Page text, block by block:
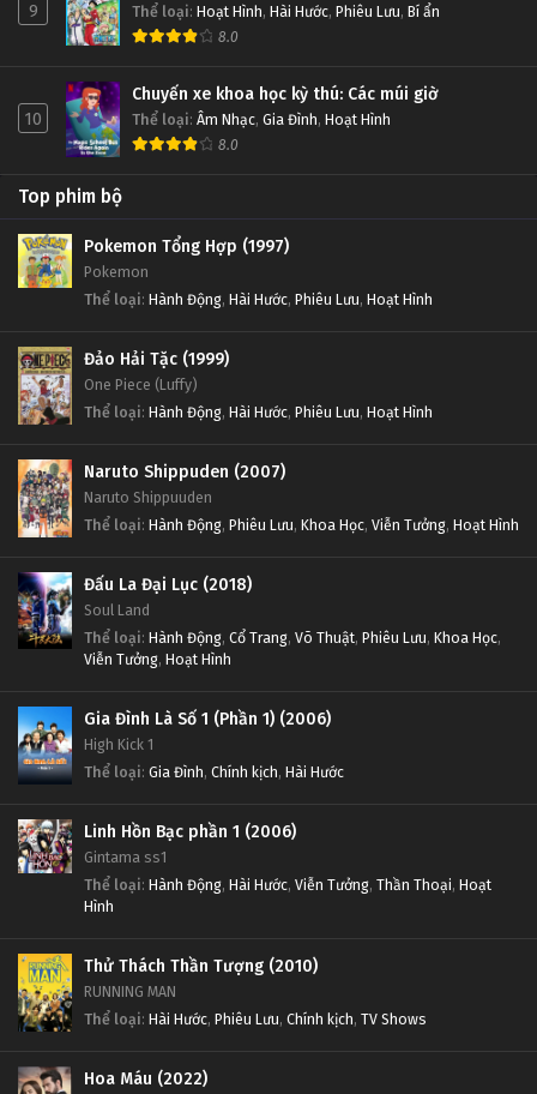
9 Thể loại: Hoạt Hình, Hài Hước, Phiêu Lưu, Bí ẩn
8.0
10
Chuyến xe khoa học kỳ thú: Các múi giờ
Thể loại: Âm Nhạc, Gia Đình, Hoạt Hình
8.0
Top phim bộ
Pokemon Tổng Hợp (1997)
Pokemon
Thể loại: Hành Động, Hài Hước, Phiêu Lưu, Hoạt Hình
Đảo Hải Tặc (1999)
One Piece (Luffy)
Thể loại: Hành Động, Hài Hước, Phiêu Lưu, Hoạt Hình
Naruto Shippuden (2007)
Naruto Shippuuden
Thể loại: Hành Động, Phiêu Lưu, Khoa Học, Viễn Tưởng, Hoạt Hình
Đấu La Đại Lục (2018)
Soul Land
Thể loại: Hành Động, Cổ Trang, Võ Thuật, Phiêu Lưu, Khoa Học,
Viễn Tưởng, Hoạt Hình
Gia Đình Là Số 1 (Phần 1) (2006)
High Kick 1
Thể loại: Gia Đình, Chính kịch, Hài Hước
Linh Hồn Bạc phần 1 (2006)
Gintama ss1
Thể loại: Hành Động, Hài Hước, Viễn Tưởng, Thần Thoại, Hoạt
Hình
Thử Thách Thần Tượng (2010)
RUNNING MAN
Thể loại: Hài Hước, Phiêu Lưu, Chính kịch, TV Shows
Hoa Máu (2022)